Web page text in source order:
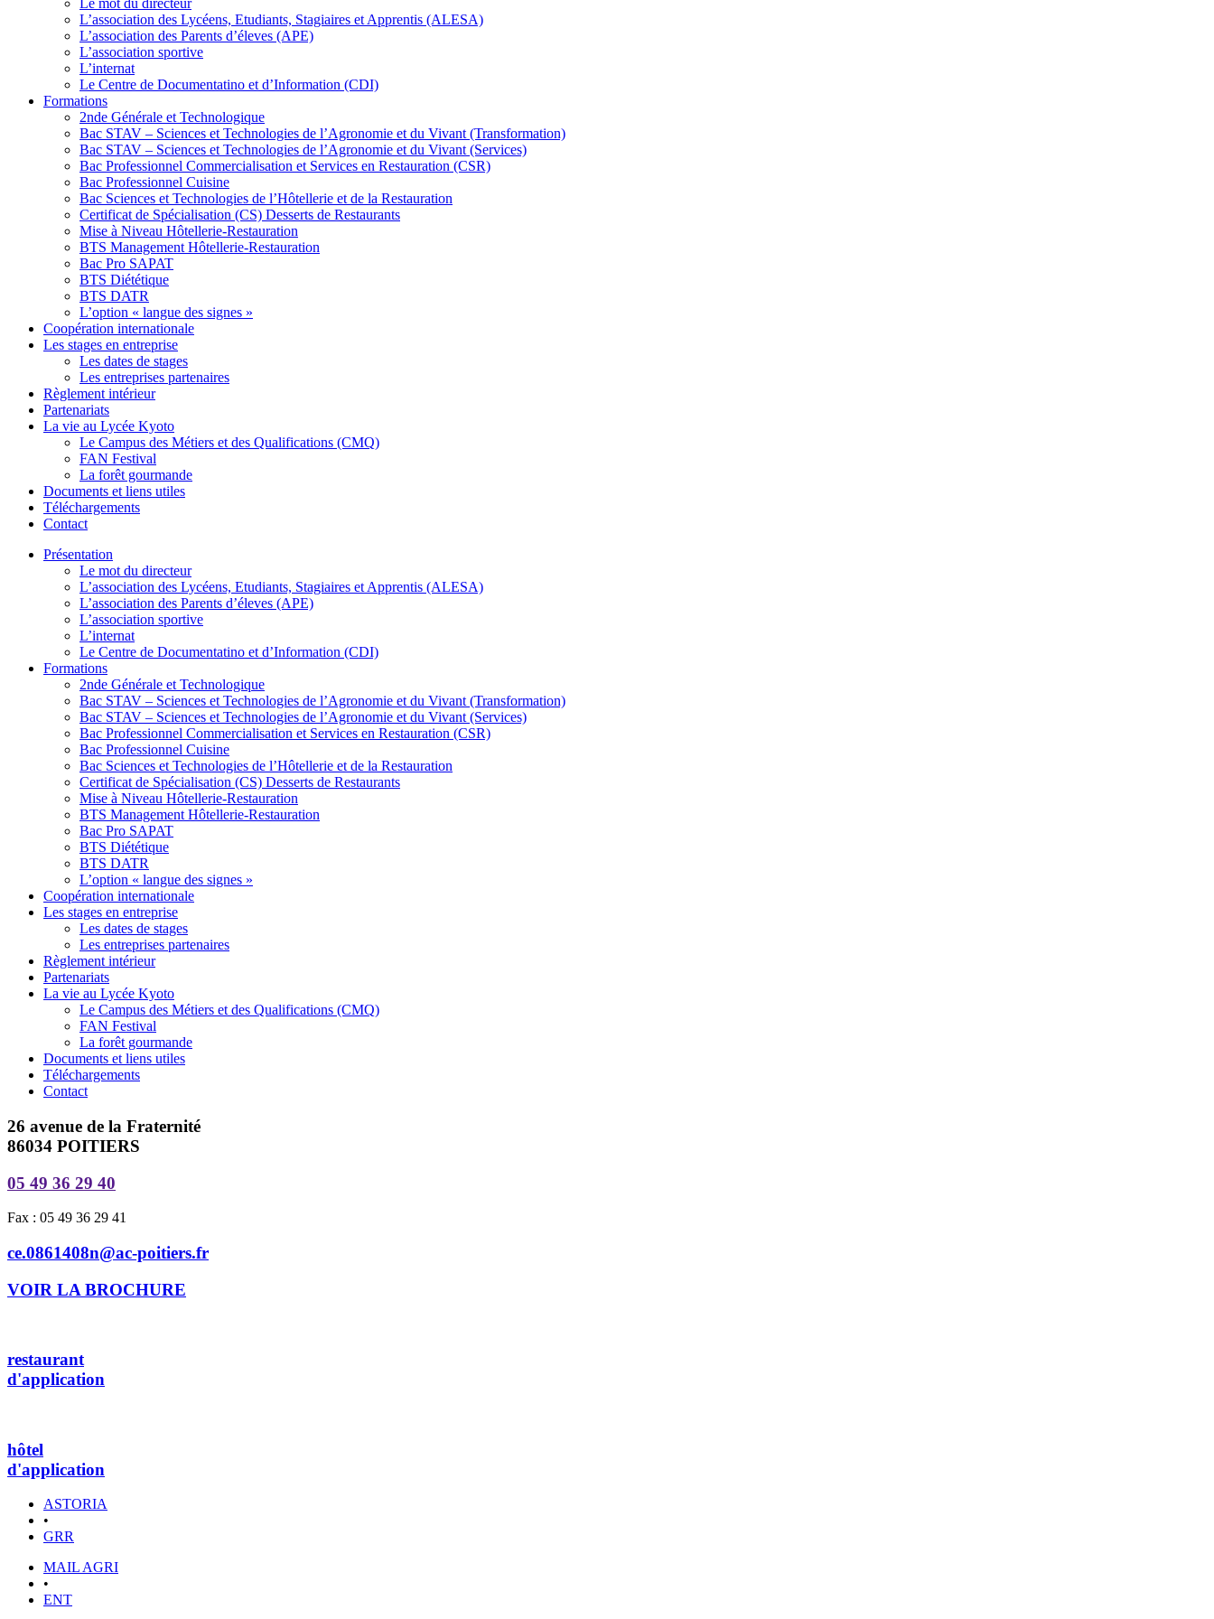
Le mot du directeur​
L’association des Lycéens, Etudiants, Stagiaires et Apprentis (ALESA)
L’association des Parents d’éleves (APE)
L’association sportive
L’internat
Le Centre de Documentatino et d’Information (CDI)
Formations
2nde Générale et Technologique
Bac STAV – Sciences et Technologies de l’Agronomie et du Vivant (Transformation)
Bac STAV – Sciences et Technologies de l’Agronomie et du Vivant (Services)
Bac Professionnel Commercialisation et Services en Restauration (CSR)
Bac Professionnel Cuisine
Bac Sciences et Technologies de l’Hôtellerie et de la Restauration
Certificat de Spécialisation (CS) Desserts de Restaurants
Mise à Niveau Hôtellerie-Restauration
BTS Management Hôtellerie-Restauration
Bac Pro SAPAT
BTS Diététique
BTS DATR
L’option « langue des signes »
Coopération internationale
Les stages en entreprise
Les dates de stages
Les entreprises partenaires
Règlement intérieur
Partenariats
La vie au Lycée Kyoto
Le Campus des Métiers et des Qualifications (CMQ)
FAN Festival
La forêt gourmande
Documents et liens utiles
Téléchargements
Contact
Présentation
Le mot du directeur​
L’association des Lycéens, Etudiants, Stagiaires et Apprentis (ALESA)
L’association des Parents d’éleves (APE)
L’association sportive
L’internat
Le Centre de Documentatino et d’Information (CDI)
Formations
2nde Générale et Technologique
Bac STAV – Sciences et Technologies de l’Agronomie et du Vivant (Transformation)
Bac STAV – Sciences et Technologies de l’Agronomie et du Vivant (Services)
Bac Professionnel Commercialisation et Services en Restauration (CSR)
Bac Professionnel Cuisine
Bac Sciences et Technologies de l’Hôtellerie et de la Restauration
Certificat de Spécialisation (CS) Desserts de Restaurants
Mise à Niveau Hôtellerie-Restauration
BTS Management Hôtellerie-Restauration
Bac Pro SAPAT
BTS Diététique
BTS DATR
L’option « langue des signes »
Coopération internationale
Les stages en entreprise
Les dates de stages
Les entreprises partenaires
Règlement intérieur
Partenariats
La vie au Lycée Kyoto
Le Campus des Métiers et des Qualifications (CMQ)
FAN Festival
La forêt gourmande
Documents et liens utiles
Téléchargements
Contact
26 avenue de la Fraternité
86034 POITIERS
05 49 36 29 40
Fax : 05 49 36 29 41
ce.0861408n@ac-poitiers.fr
VOIR LA BROCHURE
restaurant
d'application
hôtel
d'application
ASTORIA
•
GRR
MAIL AGRI
•
ENT